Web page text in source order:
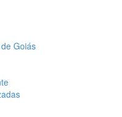
Goiás